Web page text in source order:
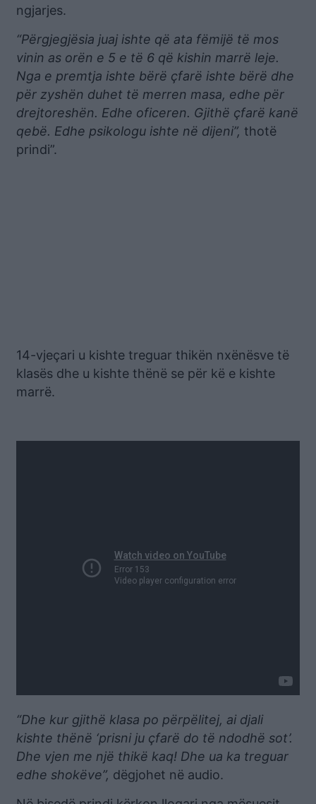
ngjarjes.
“Përgjegjësia juaj ishte që ata fëmijë të mos
vinin as orën e 5 e të 6 që kishin marrë leje.
Nga e premtja ishte bërë çfarë ishte bërë dhe
për zyshën duhet të merren masa, edhe për
drejtoreshën. Edhe oficeren. Gjithë çfarë kanë
qebë. Edhe psikologu ishte në dijeni”, thotë
prindi”.
14-vjeçari u kishte treguar thikën nxënësve të
klasës dhe u kishte thënë se për kë e kishte
marrë.
“Dhe kur gjithë klasa po përpëlitej, ai djali
kishte thënë ‘prisni ju çfarë do të ndodhë sot’.
Dhe vjen me një thikë kaq! Dhe ua ka treguar
edhe shokëve”, dëgjohet në audio.